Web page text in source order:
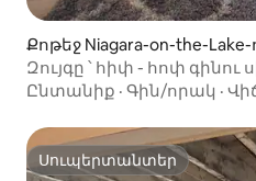
Քոթեջ Niagara-on-the-Lake-
Զույգը ՝ հիփ - հոփ
հանգստավայր NOTL -
Ընտանիք · Գին/որակ ·
Սուպերտանտեր
Սուպերտանտեր